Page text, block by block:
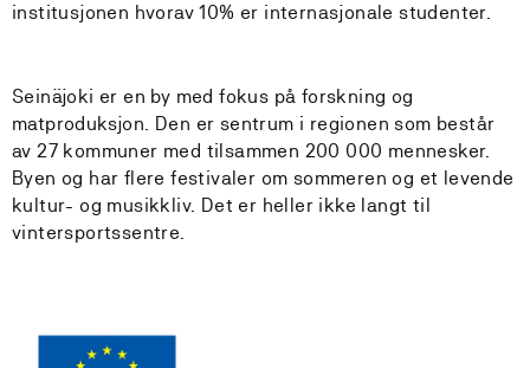
institusjonen hvorav 10% er internasjonale studenter.
Seinäjoki er en by med fokus på forskning og
matproduksjon. Den er sentrum i regionen som består
av 27 kommuner med tilsammen 200 000 mennesker.
Byen og har flere festivaler om sommeren og et levende
kultur- og musikkliv. Det er heller ikke langt til
vintersportssentre.